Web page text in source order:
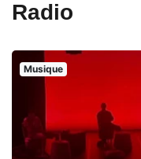
Radio
Musique